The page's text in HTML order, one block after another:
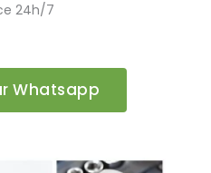
24h/7
Whatsapp